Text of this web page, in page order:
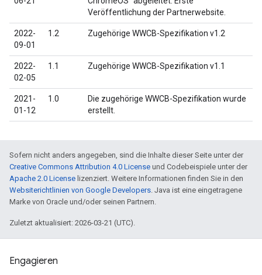
Veröffentlichung der Partnerwebsite.
2022-
09-01
1.2 Zugehörige WWCB-Spezifikation v1.2
2022-
02-05
1.1 Zugehörige WWCB-Spezifikation v1.1
2021-
01-12
1.0
Die zugehörige WWCB-Spezifikation wurde
erstellt.
Sofern nicht anders angegeben, sind die Inhalte dieser Seite unter der
Creative Commons Attribution 4.0 License und Codebeispiele unter der
Apache 2.0 License lizenziert. Weitere Informationen finden Sie in den
Websiterichtlinien von Google Developers. Java ist eine eingetragene
Marke von Oracle und/oder seinen Partnern.
Zuletzt aktualisiert: 2026-03-21 (UTC).
Engagieren